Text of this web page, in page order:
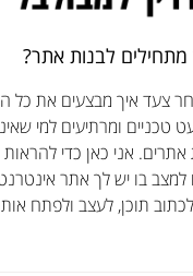
מתחילים לבנות אתר?
צעד איך מבצעים את כל
טכניים ומרתיעים למי
אני כאן כדי להראות
למצב בו יש לך אתר אינטרנט
תוכן, לעצב ולפתח